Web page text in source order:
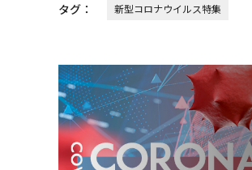
タグ： 新型コロナウイルス特集